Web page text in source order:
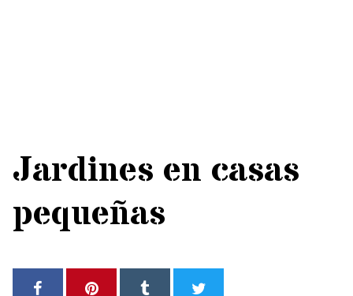
Jardines en casas
pequeñas